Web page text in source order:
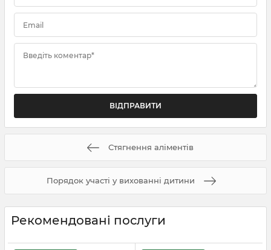
Email
Введіть коментар*
Стягнення аліментів
Порядок участі у вихованні дитини
Рекомендовані послуги